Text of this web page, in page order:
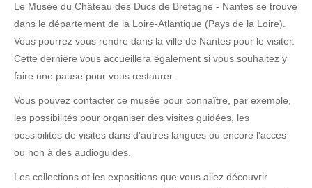
Le Musée du Château des Ducs de Bretagne - Nantes se trouve
dans le département de la Loire-Atlantique (Pays de la Loire).
Vous pourrez vous rendre dans la ville de Nantes pour le visiter.
Cette dernière vous accueillera également si vous souhaitez y
faire une pause pour vous restaurer.
Vous pouvez contacter ce musée pour connaître, par exemple,
les possibilités pour organiser des visites guidées, les
possibilités de visites dans d'autres langues ou encore l'accès
ou non à des audioguides.
Les collections et les expositions que vous allez découvrir